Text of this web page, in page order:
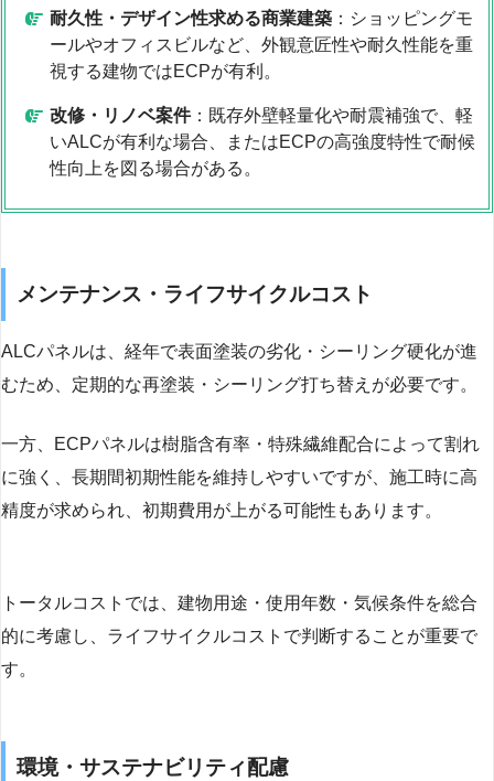
耐久性・デザイン性求める商業建築 ：ショッピングモ
ールやオフィスビルなど、外観意匠性や耐久性能を重
視する建物ではECPが有利。
改修・リノベ案件：既存外壁軽量化や耐震補強で、軽
いALCが有利な場合、またはECPの高強度特性で耐候
性向上を図る場合がある。
メンテナンス・ライフサイクルコスト
ALCパネルは、経年で表面塗装の劣化・シーリング硬化が進
むため、定期的な再塗装・シーリング打ち替えが必要です。
一方、ECPパネルは樹脂含有率・特殊繊維配合によって割れ
に強く、長期間初期性能を維持しやすいですが、施工時に高
精度が求められ、初期費用が上がる可能性もあります。
トータルコストでは、建物用途・使用年数・気候条件を総合
的に考慮し、ライフサイクルコストで判断することが重要で
す。
環境・サステナビリティ配慮